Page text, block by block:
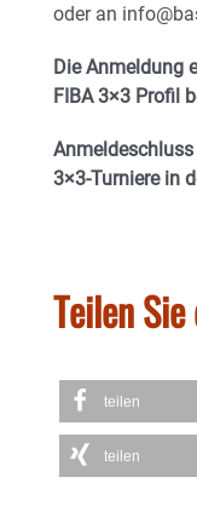
oder an
Die Anmeldung
FIBA 3×3 Profil
3×3-Turniere in
Teilen
teilen
teilen